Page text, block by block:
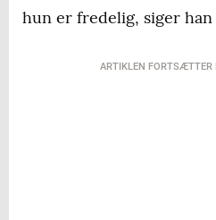
hun er fredelig, siger
ARTIKLEN FORTSÆTTER